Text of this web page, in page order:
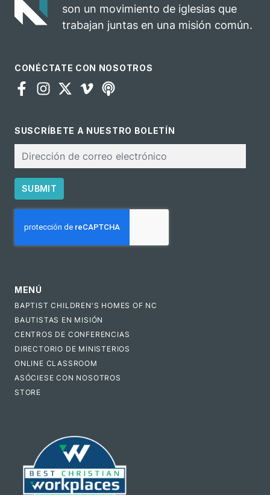
son un movimiento de iglesias que
trabajan juntas en una misión común.
CONÉCTATE CON NOSOTROS
SUSCRÍBETE A NUESTRO BOLETÍN
Correo
electrónico
SUBMIT
CAPTCHA
MENÚ
BAPTIST CHILDREN'S HOMES OF NC
BAUTISTAS EN MISIÓN
CENTROS DE CONFERENCIAS
DIRECTORIO DE MINISTERIOS
ONLINE CLASSROOM
ASÓCIESE CON NOSOTROS
STORE